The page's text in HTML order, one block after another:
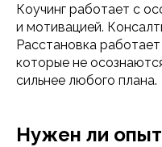
Коучинг работает с
и мотивацией.
Расстановка
которые не
сильнее любого плана.
Нужен ли
125315, г. Москва,
пр-кт Ленинградский, д.
эт/пом/ком 2/IV/20
+7(499) 229-58-68,